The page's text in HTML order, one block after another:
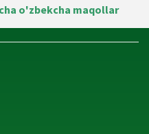
o'zbekcha maqollar